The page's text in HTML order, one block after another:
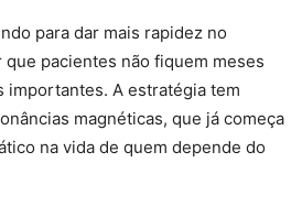
para dar mais rapidez no
pacientes não fiquem meses
importantes. A estratégia tem
magnéticas, que já começa
na vida de quem depende do